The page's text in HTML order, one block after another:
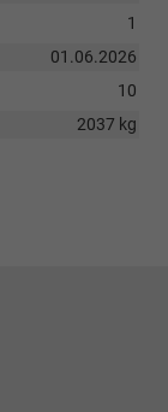
1
01.06.2026
10
2037 kg